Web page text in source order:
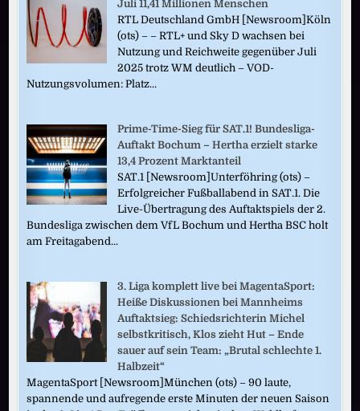
Juli 11,41 Millionen Menschen
RTL Deutschland GmbH [Newsroom]Köln
(ots) – – RTL+ und Sky D wachsen bei
Nutzung und Reichweite gegenüber Juli
2025 trotz WM deutlich – VOD-
Nutzungsvolumen: Platz...
Prime-Time-Sieg für SAT.1! Bundesliga-
Auftakt Bochum – Hertha erzielt starke
13,4 Prozent Marktanteil
SAT.1 [Newsroom]Unterföhring (ots) –
Erfolgreicher Fußballabend in SAT.1. Die
Live-Übertragung des Auftaktspiels der 2.
Bundesliga zwischen dem VfL Bochum und Hertha BSC holt
am Freitagabend...
3. Liga komplett live bei MagentaSport:
Heiße Diskussionen bei Mannheims
Auftaktsieg: Schiedsrichterin Michel
selbstkritisch, Klos zieht Hut – Ende
sauer auf sein Team: „Brutal schlechte 1.
Halbzeit“
MagentaSport [Newsroom]München (ots) – 90 laute,
spannende und aufregende erste Minuten der neuen Saison